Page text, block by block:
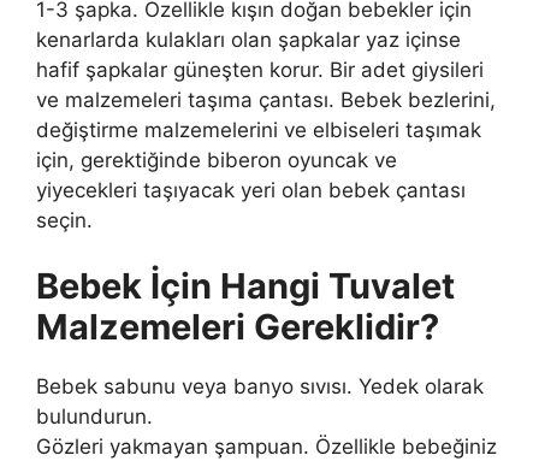
1-3 şapka. Özellikle kışın doğan bebekler için
kenarlarda kulakları olan şapkalar yaz içinse
hafif şapkalar güneşten korur. Bir adet giysileri
ve malzemeleri taşıma çantası. Bebek bezlerini,
değiştirme malzemelerini ve elbiseleri taşımak
için, gerektiğinde biberon oyuncak ve
yiyecekleri taşıyacak yeri olan bebek çantası
seçin.
Bebek İçin Hangi Tuvalet
Malzemeleri Gereklidir?
Bebek sabunu veya banyo sıvısı. Yedek olarak
bulundurun.
Gözleri yakmayan şampuan. Özellikle bebeğiniz